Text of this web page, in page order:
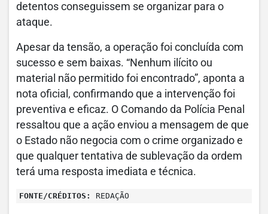
detentos conseguissem se organizar para o
ataque.
Apesar da tensão, a operação foi concluída com
sucesso e sem baixas. “Nenhum ilícito ou
material não permitido foi encontrado”, aponta a
nota oficial, confirmando que a intervenção foi
preventiva e eficaz. O Comando da Polícia Penal
ressaltou que a ação enviou a mensagem de que
o Estado não negocia com o crime organizado e
que qualquer tentativa de sublevação da ordem
terá uma resposta imediata e técnica.
FONTE/CRÉDITOS: REDAÇÃO